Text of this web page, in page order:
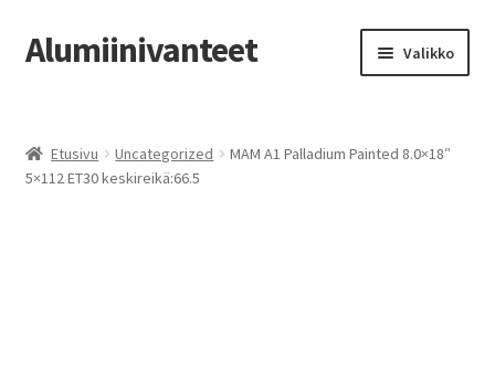
Siirry
navigointiin
Siirry
sisältöön
Alumiinivanteet Valikko
Kauppa
Etusivu Uncategorized
MAM A1 Palladium Painted 8.0×18″
5×112 ET30 keskireikä:66.5